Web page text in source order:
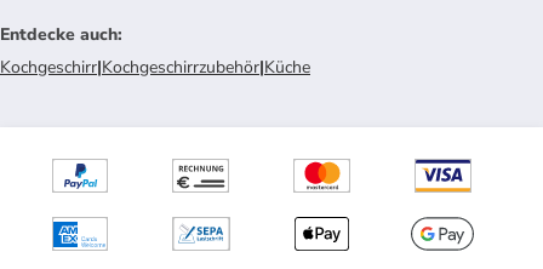
Entdecke auch:
Kochgeschirr|Kochgeschirrzubehör|Küche